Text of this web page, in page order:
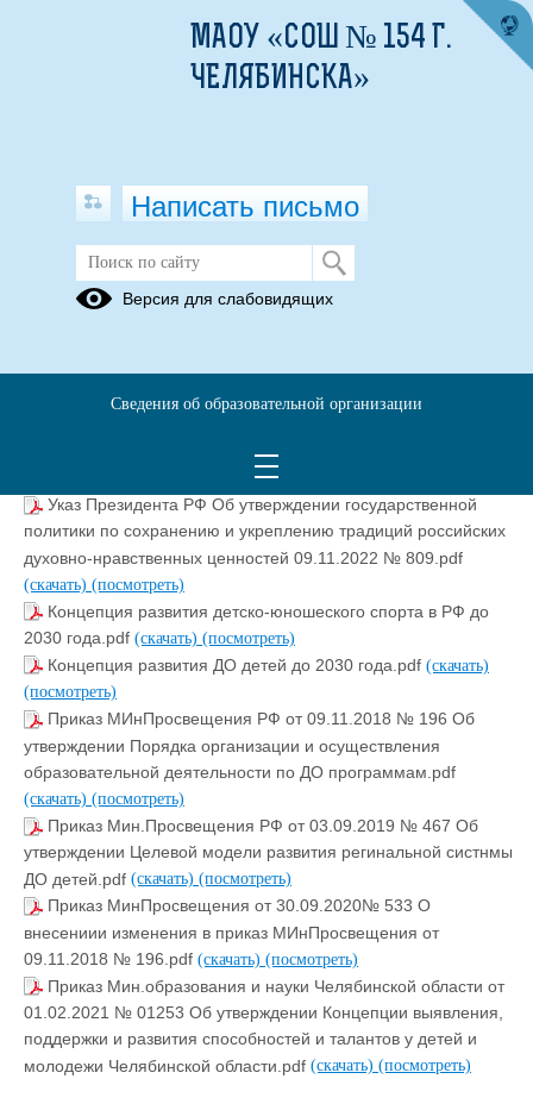
Номативные документы
на период до 2030 года. 21.07.2020 № 474.pdf
Указ Президента РФ Об утверждении государственной
политики по сохранению и укреплению традиций российских
духовно-нравственных ценностей 09.11.2022 № 809.pdf
(скачать) (посмотреть)
Концепция развития детско-юношеского спорта в РФ до
2030 года.pdf (скачать) (посмотреть)
Концепция развития ДО детей до 2030 года.pdf (скачать)
(посмотреть)
Приказ МИнПросвещения РФ от 09.11.2018 № 196 Об
утверждении Порядка организации и осуществления
образовательной деятельности по ДО программам.pdf
(скачать) (посмотреть)
Приказ Мин.Просвещения РФ от 03.09.2019 № 467 Об
утверждении Целевой модели развития регинальной систнмы
ДО детей.pdf (скачать) (посмотреть)
Приказ МинПросвещения от 30.09.2020№ 533 О
внесениии изменения в приказ МИнПросвещения от
09.11.2018 № 196.pdf (скачать) (посмотреть)
Приказ Мин.образования и науки Челябинской области от
01.02.2021 № 01253 Об утверждении Концепции выявления,
поддержки и развития способностей и талантов у детей и
молодежи Челябинской области.pdf (скачать) (посмотреть)
МАОУ «СОШ № 154 Г.
ЧЕЛЯБИНСКА»
Написать письмо
Версия для слабовидящих
Сведения об образовательной организации